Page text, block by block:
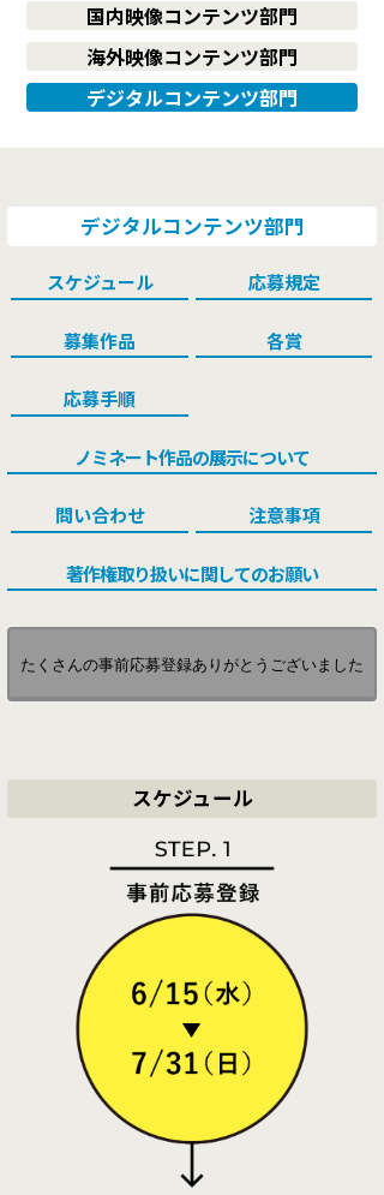
2013
過去の受賞作品
2015
2014 2013
国内映像コンテンツ部門
海外映像コンテンツ部門
デジタルコンテンツ部門
デジタルコンテンツ部門
スケジュール 応募規定
募集作品 各賞
応募手順
ノミネート作品の展示について
問い合わせ 注意事項
著作権取り扱いに関してのお願い
たくさんの事前応募登録ありがとうございました
スケジュール